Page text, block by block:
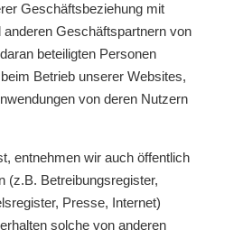
Geschäftsbeziehung mit
anderen Geschäftspartnern von
beteiligten Personen
Betrieb unserer Websites,
von deren Nutzern
entnehmen wir auch öffentlich
(z.B. Betreibungsregister,
Presse, Internet)
solche von anderen